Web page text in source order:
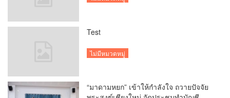
Test
ไม่มีหมวดหมู่
“มาดามหยก” เข้าให้กำลังใจ ถวายปัจจัย